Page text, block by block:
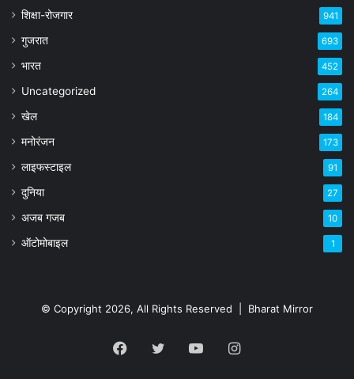
शिक्षा-रोजगार 941
गुजरात 693
भारत 452
Uncategorized 264
खेल 184
मनोरंजन 173
लाइफस्टाइल 91
दुनिया 27
अजब गजब 10
ऑटोमोबाइल 1
© Copyright 2026, All Rights Reserved | Bharat Mirror
Facebook
Twitter YouTubeInstagram